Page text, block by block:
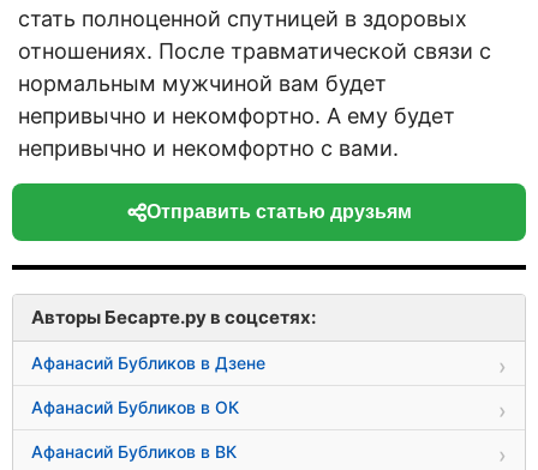
стать полноценной спутницей в здоровых
отношениях. После травматической связи с
нормальным мужчиной вам будет
непривычно и некомфортно. А ему будет
непривычно и некомфортно с вами.
Отправить статью друзьям
Авторы Бесарте.ру в соцсетях:
Афанасий Бубликов в Дзене
Афанасий Бубликов в ОК
Афанасий Бубликов в ВК